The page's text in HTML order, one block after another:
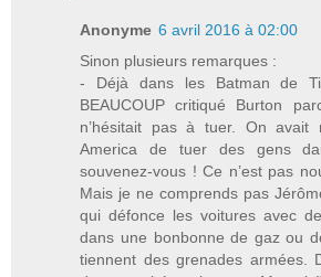
Anonyme 6 avril 2016 à 02:00
Sinon plusieurs remarques :
- Déjà dans les Batman de
BEAUCOUP critiqué Burton
n’hésitait pas à tuer. On avait
America de tuer des gens
souvenez-vous ! Ce n’est pas
Mais je ne comprends pas
qui défonce les voitures avec
dans une bonbonne de gaz ou
tiennent des grenades armées.